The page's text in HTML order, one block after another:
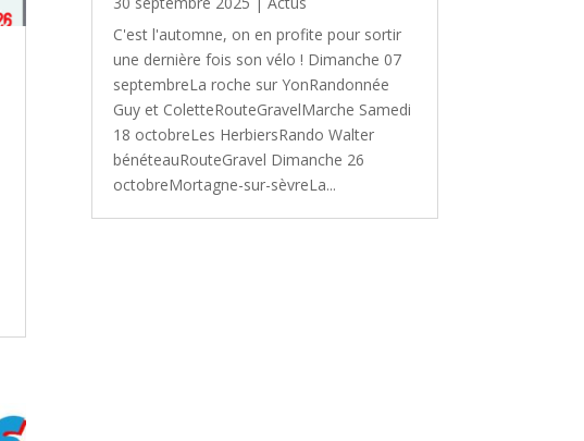
C'est l'automne, on en profite pour sortir
une dernière fois son vélo ! Dimanche 07
septembreLa roche sur YonRandonnée
Guy et ColetteRouteGravelMarche Samedi
18 octobreLes HerbiersRando Walter
bénéteauRouteGravel Dimanche 26
octobreMortagne-sur-sèvreLa...